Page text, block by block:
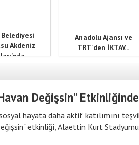
Belediyesi
Akdeniz
Anadolu Ajansı ve
TRT'den İKTAV...
Değişsin”
hayata daha aktif katılımını
etkinliği, Alaettin Kurt